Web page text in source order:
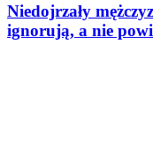
Niedojrzały
ignorują, a nie